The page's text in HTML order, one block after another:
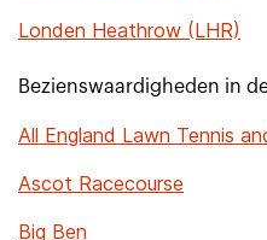
Londen Heathrow (LHR)
Bezienswaardigheden in
All England Lawn Tennis
Ascot Racecourse
Big Ben